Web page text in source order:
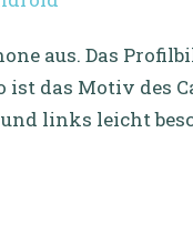
aus. Das
das Motiv des
links leicht